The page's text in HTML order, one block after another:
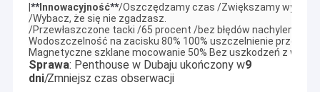
Kontrola jakości
Skontaktuj się z nami
**Innowacyjność**/Oszczędzamy czas /Zwiększamy
/Wybacz, że się nie zgadzasz.
/Przewłaszczone tacki /65 procent /bez błędów nachylenia.
Wodoszczelność na zacisku 80% 100% uszczelnienie
Magnetyczne szklane mocowanie 50% Bez uszkodzeń z
Sprawa: Penthouse w Dubaju ukończony w9
dni/Zmniejsz czas obserwacji
Kapitały zakładowe firmy sięgają 4,88 mln RMB, a fabryka
zajmuje powierzchnię 25 000 metrów kwadratowych.Wraz z
dynamicznym rozwojem firmy, nasze obroty osiągają w 2009
roku 4 miliony dolarów, głównie w zależności od eksportu i
wykazują stałą tendencję wzrostową.
Nasz fundusz badawczo-rozwojowy co roku pochłania 10%
obrotów.Z biegiem lat, nasze unikalne wzornictwo i